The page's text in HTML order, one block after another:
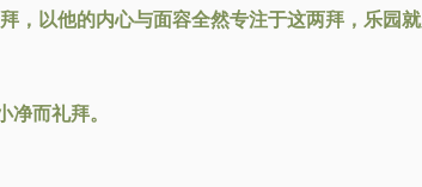
，以他的内心与面容全然专注于这两拜，乐园
而礼拜。